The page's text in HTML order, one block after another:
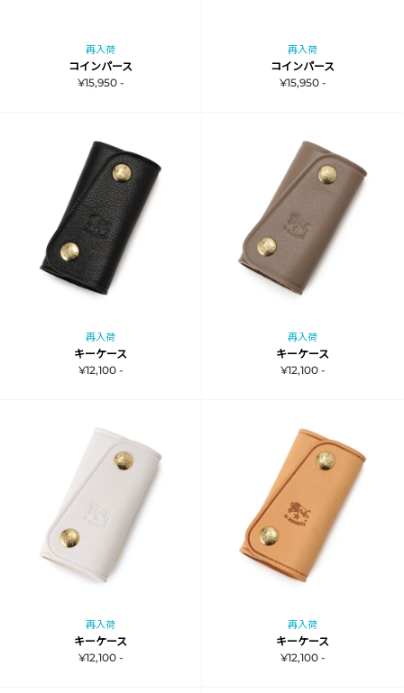
再入荷
コインパース
¥15,950 -
再入荷
コインパース
¥15,950 -
再入荷
キーケース
¥12,100 -
再入荷
キーケース
¥12,100 -
再入荷
キーケース
¥12,100 -
再入荷
キーケース
¥12,100 -